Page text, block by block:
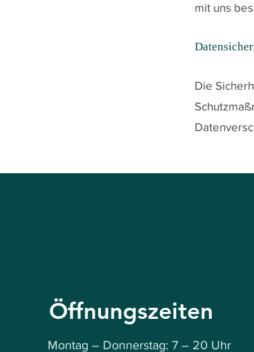
mit uns
Die
Öffnungszeiten
Montag – Donnerstag: 7 – 20 Uhr